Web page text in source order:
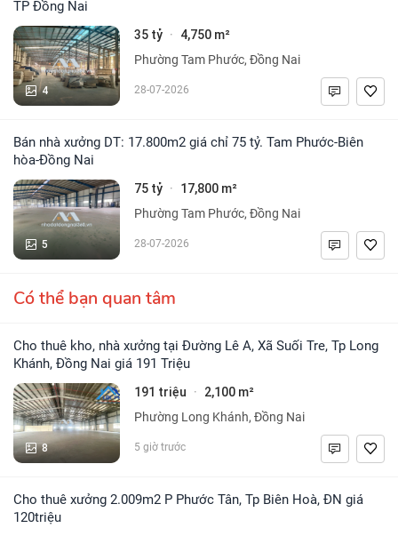
TP Đồng Nai
4
35 tỷ · 4,750 m²
Phường Tam Phước, Đồng Nai
28-07-2026
Bán nhà xưởng DT: 17.800m2 giá chỉ 75 tỷ. Tam Phước-Biên
hòa-Đồng Nai
5
75 tỷ · 17,800 m²
Phường Tam Phước, Đồng Nai
28-07-2026
Có thể bạn quan tâm
Cho thuê kho, nhà xưởng tại Đường Lê A, Xã Suối Tre, Tp Long
Khánh, Đồng Nai giá 191 Triệu
8
191 triệu · 2,100 m²
Phường Long Khánh, Đồng Nai
5 giờ trước
Cho thuê xưởng 2.009m2 P Phước Tân, Tp Biên Hoà, ĐN giá
120triệu